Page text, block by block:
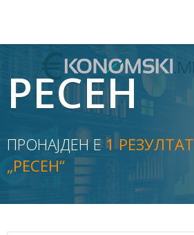
АКТУЕЛНО
ЕКОНОМИЈА
ФИНАНСИИ
БАНКАРСТВО
ЖИВОТ
РЕСЕН
ПРОНАЈДЕН Е1 РЕЗУЛТАТ
„РЕСЕН“